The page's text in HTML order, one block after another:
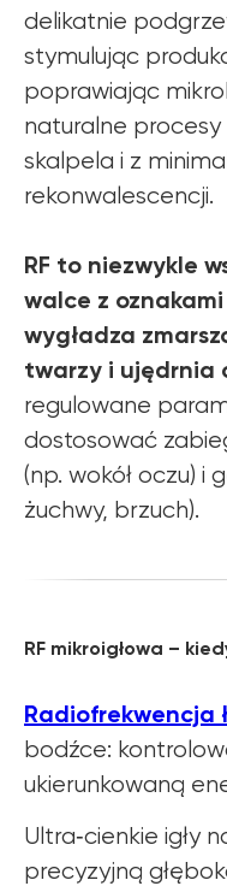
delikatnie
stymulując
poprawiając
naturalne
skalpela i z
rekonwalescencji.
RF to niezwykle
walce z
wygładza
twarzy i ujędrnia
regulowane
dostosować
(np. wokół oczu) i
żuchwy, brzuch).
RF mikroigłowa –
Radiofrekwencja
bodźce:
ukierunkowaną
Ultra‑cienkie igły
precyzyjną